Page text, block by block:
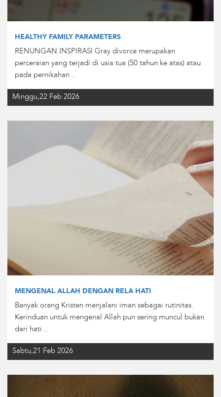
HEALTHY FAMILY PARAMETERS
RENUNGAN INSPIRASI Gray divorce merupakan
perceraian yang terjadi di usia tua (50 tahun ke atas) atau
pada pernikahan ..
Minggu,22 Feb 2026
MENGENAL ALLAH DENGAN RELA HATI
Banyak orang Kristen menjalani iman sebagai rutinitas.
Kerinduan untuk mengenal Allah pun sering muncul bukan
dari hati ..
Sabtu,21 Feb 2026